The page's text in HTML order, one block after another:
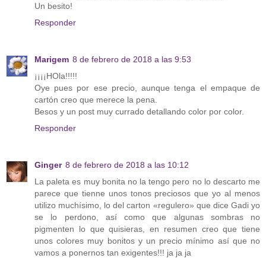
Un besito!
Responder
Marigem 8 de febrero de 2018 a las 9:53
¡¡¡¡HOla!!!!!
Oye pues por ese precio, aunque tenga el empaque de
cartón creo que merece la pena.
Besos y un post muy currado detallando color por color.
Responder
Ginger 8 de febrero de 2018 a las 10:12
La paleta es muy bonita no la tengo pero no lo descarto me
parece que tienne unos tonos preciosos que yo al menos
utilizo muchísimo, lo del carton «regulero» que dice Gadi yo
se lo perdono, así como que algunas sombras no
pigmenten lo que quisieras, en resumen creo que tiene
unos colores muy bonitos y un precio mínimo así que no
vamos a ponernos tan exigentes!!! ja ja ja